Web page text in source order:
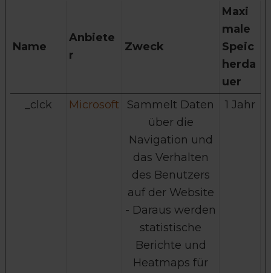
Name
Anbiete
r
Zweck
Maxi
male
Speic
herda
uer
_clck
Microsoft
Sammelt Daten
über die
Navigation und
das Verhalten
des Benutzers
auf der Website
- Daraus werden
statistische
Berichte und
Heatmaps für
1 Jahr